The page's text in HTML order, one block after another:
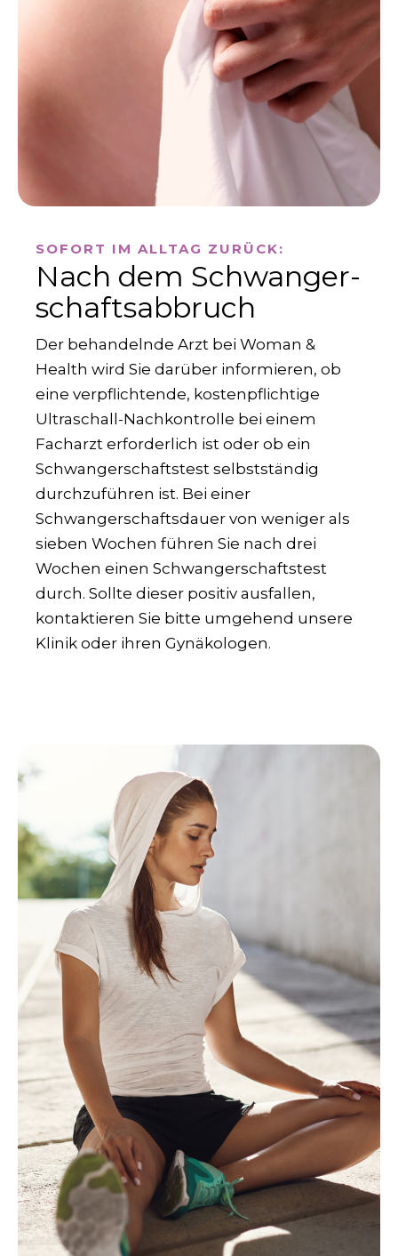
SOFORT IM ALLTAG ZURÜCK:
Nach dem Schwanger­
schafts­abbruch
Der behandelnde Arzt bei Woman &
Health wird Sie darüber informieren, ob
eine verpflichtende, kostenpflichtige
Ultraschall-Nachkontrolle bei einem
Facharzt erforderlich ist oder ob ein
Schwangerschaftstest selbstständig
durchzuführen ist. Bei einer
Schwangerschaftsdauer von weniger als
sieben Wochen führen Sie nach drei
Wochen einen Schwangerschaftstest
durch. Sollte dieser positiv ausfallen,
kontaktieren Sie bitte umgehend unsere
Klinik oder ihren Gynäkologen.